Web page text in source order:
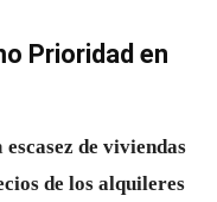
Prioridad en
escasez de viviendas
de los alquileres